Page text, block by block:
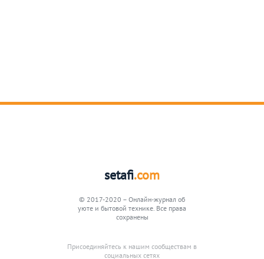
setafi.com
© 2017-2020 – Онлайн-журнал об
уюте и бытовой технике. Все права
сохранены
Присоединяйтесь к нашим сообществам в
социальных сетях